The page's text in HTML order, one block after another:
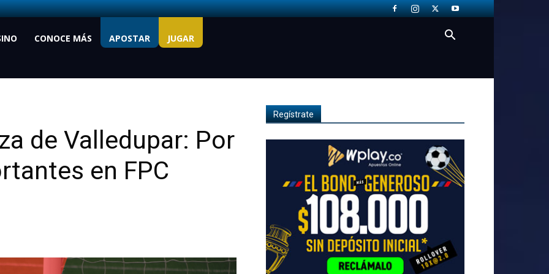
CONOCE MÁS APOSTAR JUGAR
de Valledupar: Por
en FPC
Regístrate